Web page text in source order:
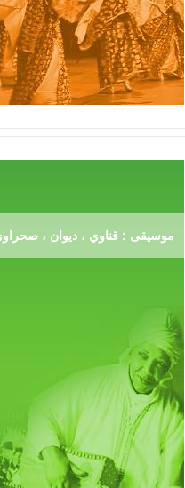
موسيقى : قناوي ، ديوان ، صحراوي